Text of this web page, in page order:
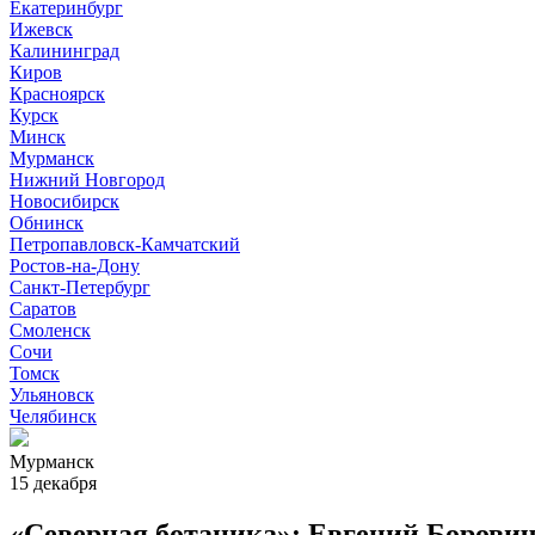
Екатеринбург
Ижевск
Калининград
Киров
Красноярск
Курск
Минск
Мурманск
Нижний Новгород
Новосибирск
Обнинск
Петропавловск-Камчатский
Ростов-на-Дону
Санкт-Петербург
Саратов
Смоленск
Сочи
Томск
Ульяновск
Челябинск
Мурманск
15 декабря